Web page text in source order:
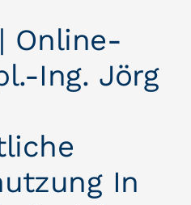
Online-
Ing. Jörg
In